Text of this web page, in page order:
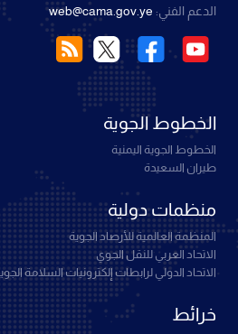
الدعم الفني: web@cama.gov.ye
الخطوط الجوية
الخطوط الجوية اليمنية
طيران السعيدة
منظمات دولية
المنظمة العالمية للأرصاد الجوية
الاتحاد العربي للنقل الجوي
الاتحاد الدولي لرابطات إلكترونيات السلامة
خرائط